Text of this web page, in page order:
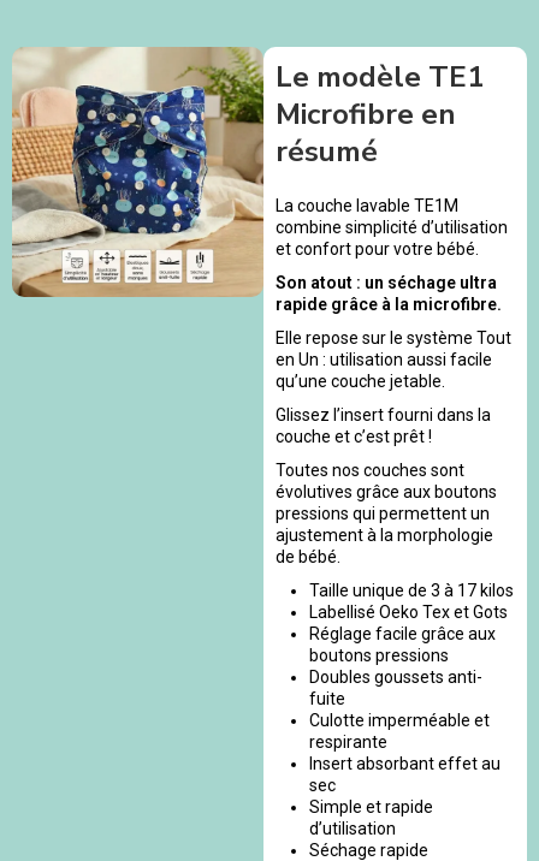
Le modèle TE1
Microfibre en
résumé
La couche lavable TE1M
combine simplicité d’utilisation
et confort pour votre bébé.
Son atout : un séchage ultra
rapide grâce à la microfibre.
Elle repose sur le système Tout
en Un : utilisation aussi facile
qu’une couche jetable.
Glissez l’insert fourni dans la
couche et c’est prêt !
Toutes nos couches sont
évolutives grâce aux boutons
pressions qui permettent un
ajustement à la morphologie
de bébé.
Taille unique de 3 à 17 kilos
Labellisé Oeko Tex et Gots
Réglage facile grâce aux
boutons pressions
Doubles goussets anti-
fuite
Culotte imperméable et
respirante
Insert absorbant effet au
sec
Simple et rapide
d’utilisation
Séchage rapide